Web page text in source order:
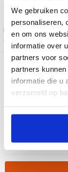
We gebruiken
personaliseren,
en om ons
informatie over
partners voor
partners
informatie die u
verzameld op
Handleiding
Bekijk de
actievoorwaarden
Bekijk dit
Breda
Duiven